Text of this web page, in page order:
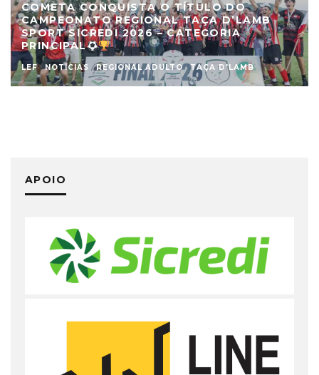
COMETA CONQUISTA O TÍTULO DO
CAMPEONATO REGIONAL TAÇA D’LAMB
SPORT SICREDI 2026 – CATEGORIA
PRINCIPAL
LEF NOTÍCIAS REGIONAL ADULTO TAÇA D'LAMB
APOIO